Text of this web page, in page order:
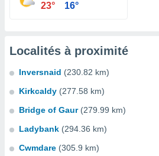
23° 16°
Localités à proximité
Inversnaid (230.82 km)
Kirkcaldy (277.58 km)
Bridge of Gaur (279.99 km)
Ladybank (294.36 km)
Cwmdare (305.9 km)